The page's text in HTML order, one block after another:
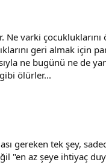
Ne varki çocukluklarını
geri almak için
ne bugünü ne de
ölürler...
gereken tek şey,
"en az şeye ihtiyaç